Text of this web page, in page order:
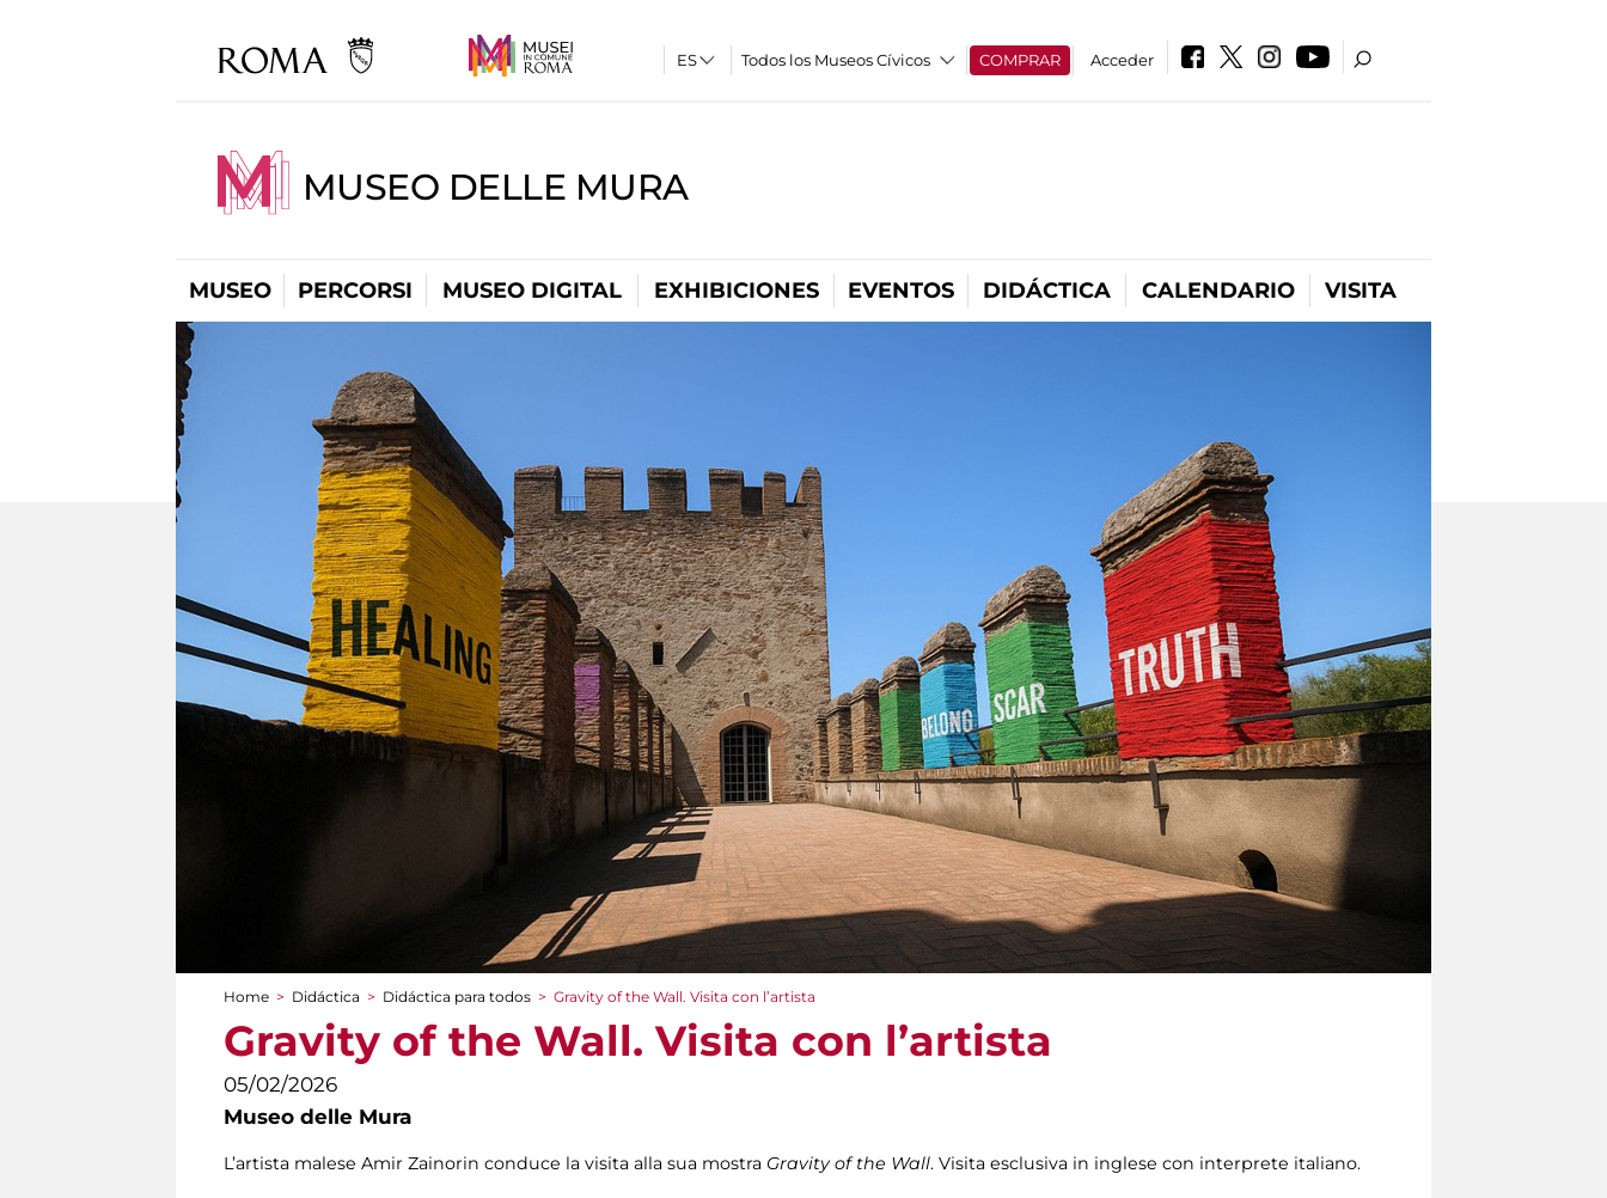
Todos los Museos Cívicos COMPRAR Acceder
MUSEO DELLE MURA
MUSEO PERCORSI MUSEO DIGITAL EXHIBICIONES EVENTOS DIDÁCTICA CALENDARIO VISITA
You are here
Home > Didáctica > Didáctica para todos > Gravity of the Wall. Visita con l’artista
Gravity of the Wall. Visita con l’artista
05/02/2026
Museo delle Mura
L’artista malese Amir Zainorin conduce la visita alla sua mostra Gravity of the Wall. Visita esclusiva in inglese con interprete italiano.